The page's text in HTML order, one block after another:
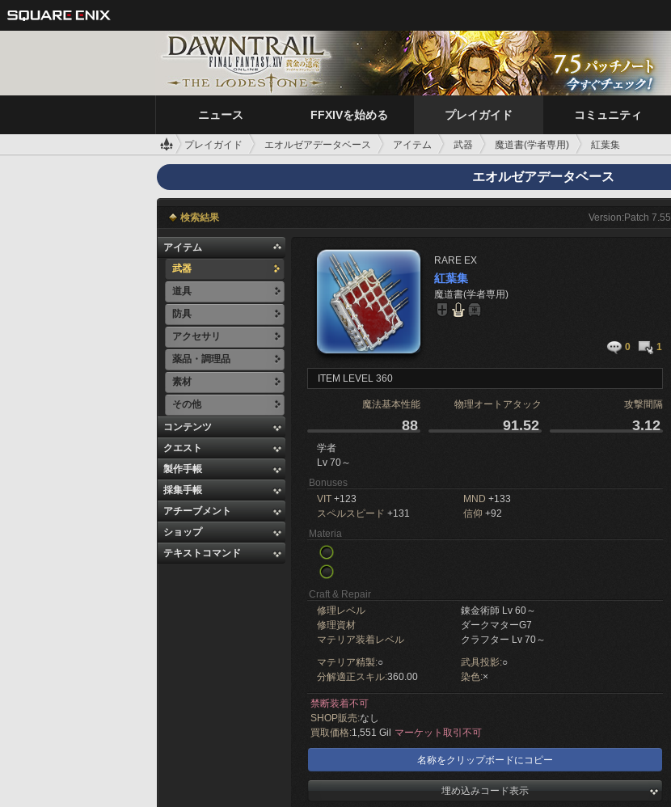
ニュース FFXIVを始める プレイガイド コミュニティ
プレイガイド エオルゼアデータベース アイテム 武器 魔道書(学者専用) 紅葉集
エオルゼアデータベース
検索結果 Version:Patch 7.55
アイテム
武器
道具
防具
アクセサリ
薬品・調理品
素材
その他
コンテンツ
クエスト
製作手帳
採集手帳
アチーブメント
ショップ
テキストコマンド
RARE EX
紅葉集
魔道書(学者専用)
0 1
ITEM LEVEL 360
魔法基本性能 物理オートアタック 攻撃間隔
88 91.52 3.12
学者
Lv 70～
Bonuses
VIT +123 MND +133
スペルスピード +131 信仰 +92
Materia
Craft & Repair
修理レベル
錬金術師 Lv 60～
修理資材
ダークマターG7
マテリア装着レベル
クラフター Lv 70～
マテリア精製:○ 武具投影:○
分解適正スキル:360.00 染色:×
禁断装着不可
SHOP販売:なし
買取価格:1,551 Gil マーケット取引不可
名称をクリップボードにコピー
埋め込みコード表示